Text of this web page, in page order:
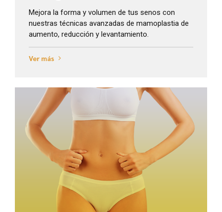
Mejora la forma y volumen de tus senos con
nuestras técnicas avanzadas de mamoplastia de
aumento, reducción y levantamiento.
Ver más
Ver más